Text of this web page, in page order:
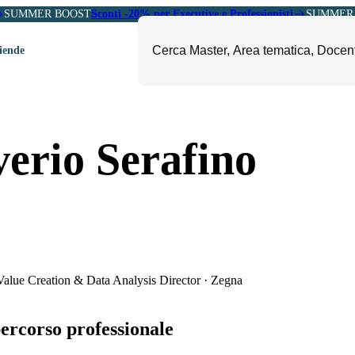
SUMMER BOOSTSconti -20% per Executive e Professionisti
e Soft Skills
Amministrazione
Ambiente
Fashion e Luxury
Il Sole 24 ORE Professionale
Serafino
Creation & Data Analysis Director · Zegna
professionale